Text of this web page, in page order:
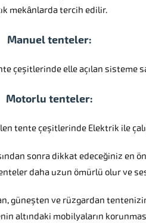
mekânlarda tercih edilir.
Manuel tenteler:
çeşitlerinde elle açılan sisteme
Motorlu tenteler:
tente çeşitlerinde Elektrik ile
sonra dikkat edeceğiniz en
daha uzun ömürlü olur ve
güneşten ve rüzgardan
altındaki mobilyaların